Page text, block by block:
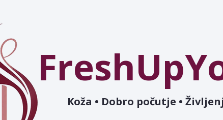
Koža • Dobro počutje •